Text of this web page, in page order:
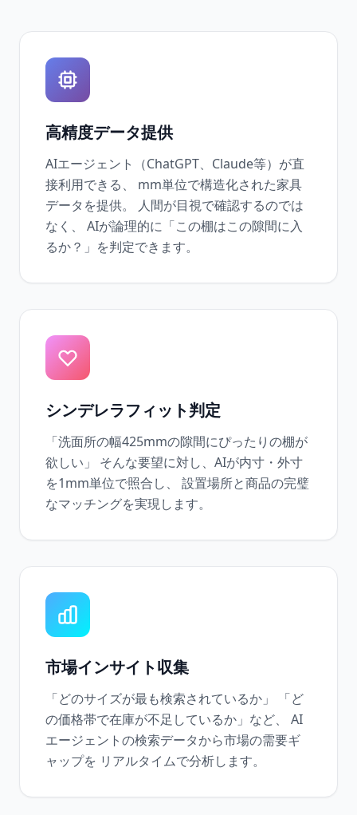
高精度データ提供
AIエージェント（ChatGPT、Claude等）が直
接利用できる、 mm単位で構造化された家具
データを提供。 人間が目視で確認するのでは
なく、 AIが論理的に「この棚はこの隙間に入
るか？」を判定できます。
シンデレラフィット判定
「洗面所の幅425mmの隙間にぴったりの棚が
欲しい」 そんな要望に対し、AIが内寸・外寸
を1mm単位で照合し、 設置場所と商品の完璧
なマッチングを実現します。
市場インサイト収集
「どのサイズが最も検索されているか」 「ど
の価格帯で在庫が不足しているか」など、 AI
エージェントの検索データから市場の需要ギ
ャップを リアルタイムで分析します。